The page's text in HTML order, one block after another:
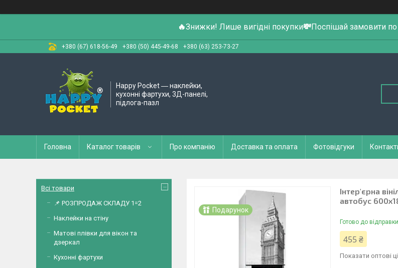
🔥Знижки! Лише вигідні покупки💸Поспішай замовити по
+380 (67) 618-56-49 +380 (50) 445-49-68 +380 (63) 253-73-27
Happy Pocket ― наклейки,
кухонні фартухи, 3Д-панелі,
підлога-пазл
Головна Каталог товарів Про компанію Доставка та оплата Фотовідгуки
Подарунок
Інтер'єрна
автобус
Готово до відправки
455 ₴
Показати оптові
Всі товари
📌 РОЗПРОДАЖ СКЛАДУ 1=2
Наклейки на стіну
Матові плівки для вікон та
дзеркал
Кухонні фартухи